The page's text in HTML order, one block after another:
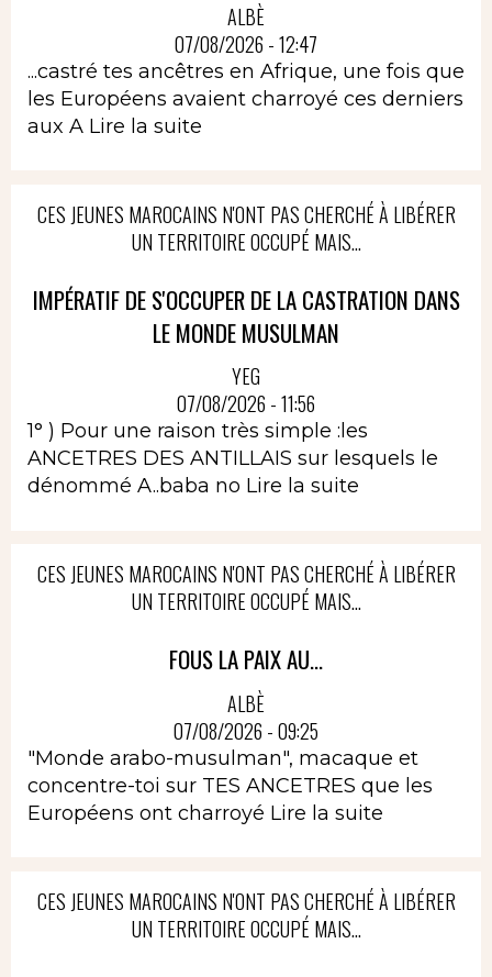
ALBÈ
07/08/2026 - 12:47
...castré tes ancêtres en Afrique, une fois que
les Européens avaient charroyé ces derniers
aux A Lire la suite
CES JEUNES MAROCAINS N'ONT PAS CHERCHÉ À LIBÉRER
UN TERRITOIRE OCCUPÉ MAIS...
IMPÉRATIF DE S'OCCUPER DE LA CASTRATION DANS
LE MONDE MUSULMAN
YEG
07/08/2026 - 11:56
1° ) Pour une raison très simple :les
ANCETRES DES ANTILLAIS sur lesquels le
dénommé A..baba no Lire la suite
CES JEUNES MAROCAINS N'ONT PAS CHERCHÉ À LIBÉRER
UN TERRITOIRE OCCUPÉ MAIS...
FOUS LA PAIX AU...
ALBÈ
07/08/2026 - 09:25
"Monde arabo-musulman", macaque et
concentre-toi sur TES ANCETRES que les
Européens ont charroyé Lire la suite
CES JEUNES MAROCAINS N'ONT PAS CHERCHÉ À LIBÉRER
UN TERRITOIRE OCCUPÉ MAIS...